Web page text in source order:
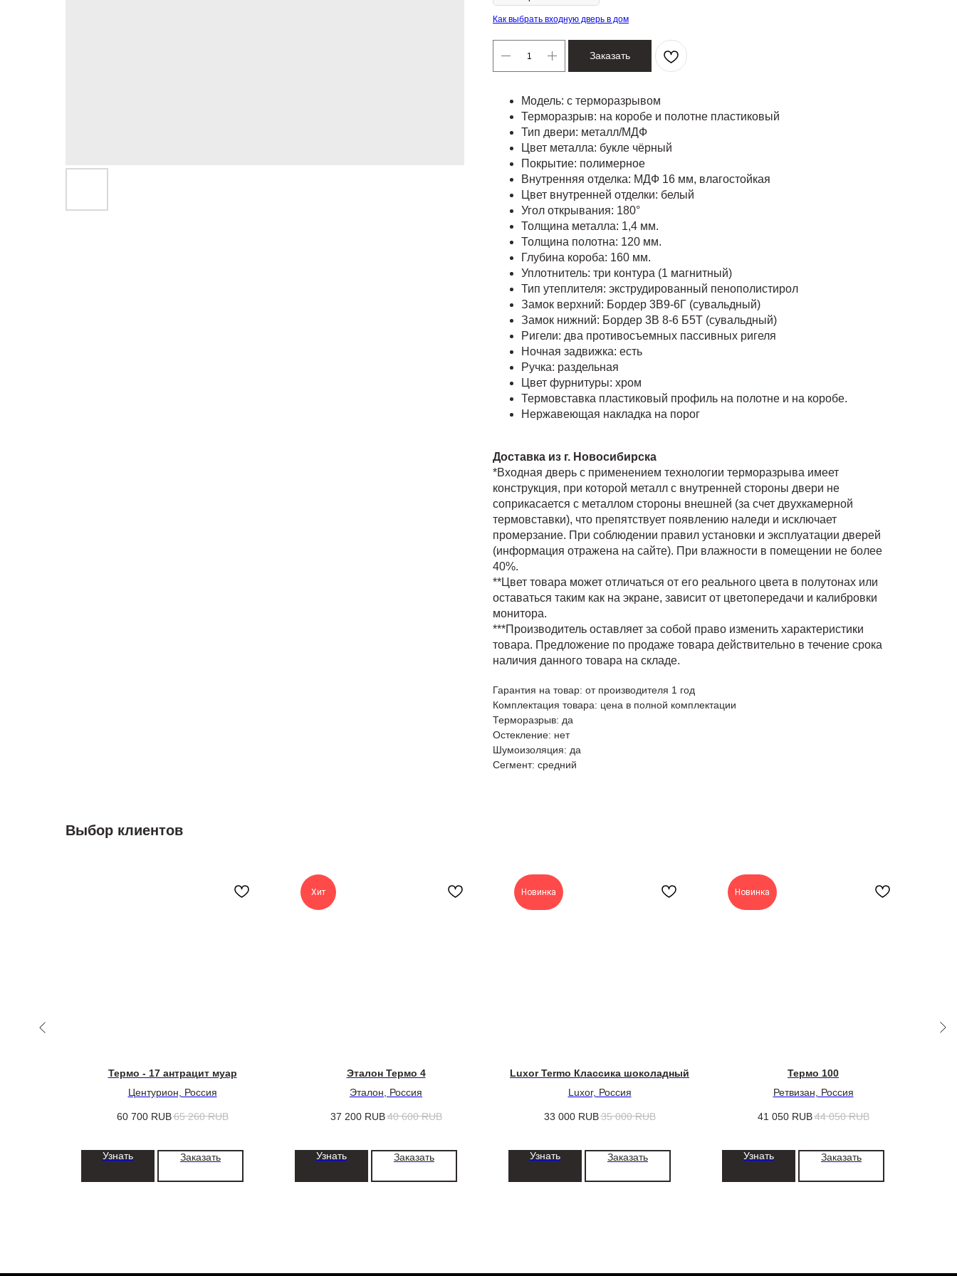
Как выбрать входную дверь в дом
Заказать
Модель: с терморазрывом
Терморазрыв: на коробе и полотне пластиковый
Тип двери: металл/МДФ
Цвет металла: букле чёрный
Покрытие: полимерное
Внутренняя отделка: МДФ 16 мм, влагостойкая
Цвет внутренней отделки: белый
Угол открывания: 180°
Толщина металла: 1,4 мм.
Толщина полотна: 120 мм.
Глубина короба: 160 мм.
Уплотнитель: три контура (1 магнитный)
Тип утеплителя: экструдированный пенополистирол
Замок верхний: Бордер 3В9-6Г (сувальдный)
Замок нижний: Бордер 3В 8-6 Б5Т (сувальдный)
Ригели: два противосъемных пассивных ригеля
Ночная задвижка: есть
Ручка: раздельная
Цвет фурнитуры: хром
Термовставка пластиковый профиль на полотне и на коробе.
Нержавеющая накладка на порог
Доставка из г. Новосибирска
*Входная дверь с применением технологии терморазрыва имеет
конструкция, при которой металл с внутренней стороны двери не
соприкасается с металлом стороны внешней (за счет двухкамерной
термовставки), что препятствует появлению наледи и исключает
промерзание. При соблюдении правил установки и эксплуатации дверей
(информация отражена на сайте). При влажности в помещении не более
40%.
**Цвет товара может отличаться от его реального цвета в полутонах или
оставаться таким как на экране, зависит от цветопередачи и калибровки
монитора.
***Производитель оставляет за собой право изменить характеристики
товара. Предложение по продаже товара действительно в течение срока
наличия данного товара на складе.
Гарантия на товар: от производителя 1 год
Комплектация товара: цена в полной комплектации
Терморазрыв: да
Остекление: нет
Шумоизоляция: да
Сегмент: средний
Выбор клиентов
Термо - 17 антрацит муар
Центурион, Россия
60 700 RUB65 260 RUB
Узнать Заказать
Хит
Эталон Термо 4
Эталон, Россия
37 200 RUB40 600 RUB
Узнать Заказать
Новинка
Luxor Termo Классика шоколадный
Luxor, Россия
33 000 RUB35 000 RUB
Узнать Заказать
Новинка
Термо 100
Ретвизан, Россия
41 050 RUB44 050 RUB
Узнать Заказать